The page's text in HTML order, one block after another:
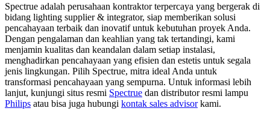
Spectrue adalah perusahaan kontraktor terpercaya yang bergerak di
bidang lighting supplier & integrator, siap memberikan solusi
pencahayaan terbaik dan inovatif untuk kebutuhan proyek Anda.
Dengan pengalaman dan keahlian yang tak tertandingi, kami
menjamin kualitas dan keandalan dalam setiap instalasi,
menghadirkan pencahayaan yang efisien dan estetis untuk segala
jenis lingkungan. Pilih Spectrue, mitra ideal Anda untuk
transformasi pencahayaan yang sempurna. Untuk informasi lebih
lanjut, kunjungi situs resmi Spectrue dan distributor resmi lampu
Philips atau bisa juga hubungi kontak sales advisorkami.